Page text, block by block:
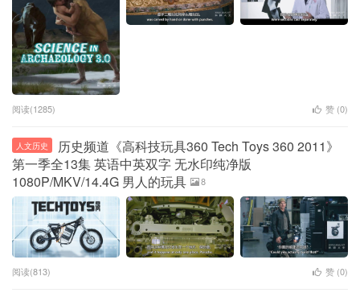
阅读(1285) 赞 (0)
人文历史
历史频道《高科技玩具360 Tech Toys 360 2011》
第一季全13集 英语中英双字 无水印纯净版
1080P/MKV/14.4G 男人的玩具
8
阅读(813) 赞 (0)